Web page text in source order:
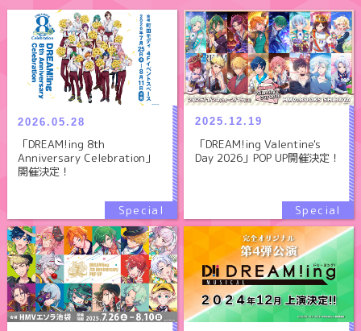
2026.05.28
「DREAM!ing 8th
Anniversary Celebration」
開催決定！
2025.12.19
「DREAM!ing Valentine's
Day 2026」POP UP開催決定！